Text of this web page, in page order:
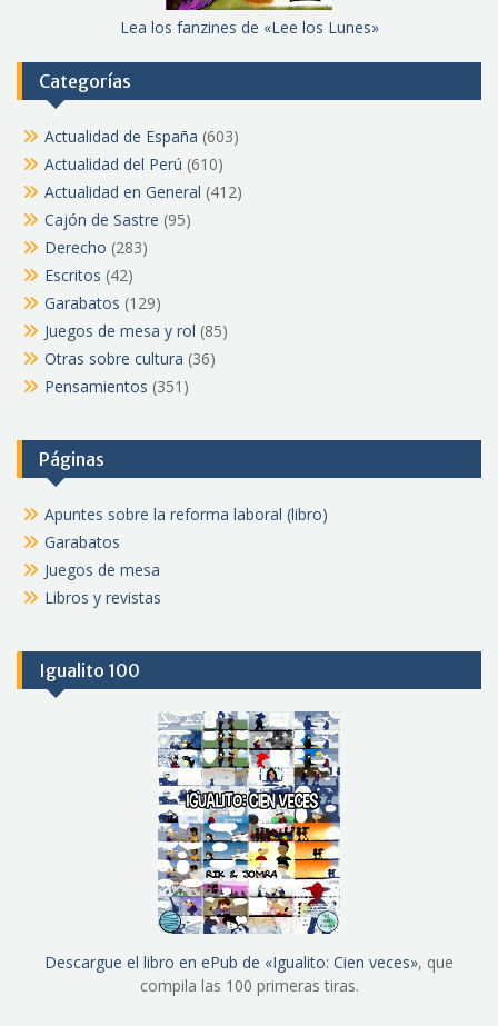
Lea los fanzines de «Lee los Lunes»
Categorías
Actualidad de España (603)
Actualidad del Perú (610)
Actualidad en General (412)
Cajón de Sastre (95)
Derecho (283)
Escritos (42)
Garabatos (129)
Juegos de mesa y rol (85)
Otras sobre cultura (36)
Pensamientos (351)
Páginas
Apuntes sobre la reforma laboral (libro)
Garabatos
Juegos de mesa
Libros y revistas
Igualito 100
Descargue el libro en ePub de «Igualito: Cien veces», que
compila las 100 primeras tiras.